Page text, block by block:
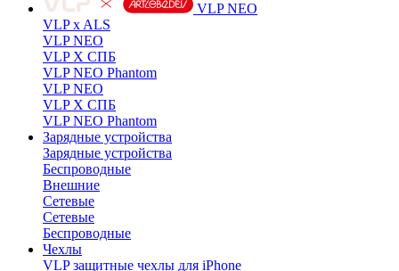
VLP NEO
VLP x ALS
VLP NEO
VLP X СПБ
VLP NEO Phantom
VLP NEO
VLP X СПБ
VLP NEO Phantom
Зарядные устройства
Зарядные устройства
Беспроводные
Внешние
Сетевые
Сетевые
Беспроводные
Чехлы
VLP защитные чехлы для iPhone